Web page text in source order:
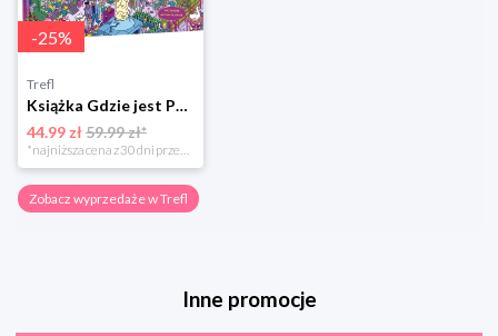
-25%
Trefl
Książka Gdzie jest Pan Wonka?
44.99 zł59.99 zł*
*najniższa cena z 30 dni przed obniżką
Zobacz wyprzedaże w Trefl
Inne promocje